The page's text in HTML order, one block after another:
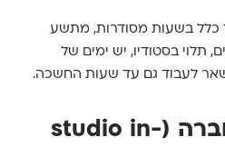
כלל בשעות מסודרות, מתשע
תלוי בסטודיו, יש ימים של
לעבוד גם עד שעות החשכה.
מעצב/ת עבור חברה (studio in-